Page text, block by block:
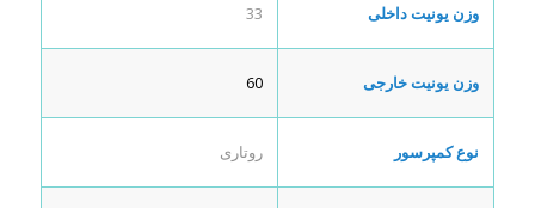
وزن یونیت داخلی 33
وزن یونیت خارجی 60
نوع کمپرسور روتاری